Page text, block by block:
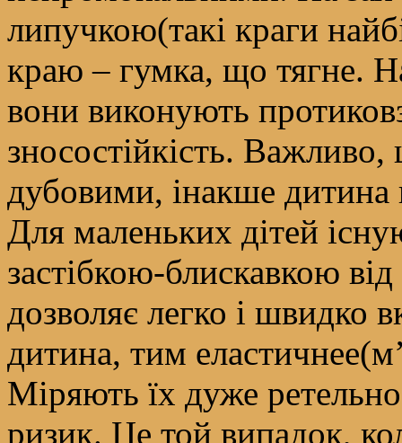
липучкою(такі краги
краю – гумка, що тягне.
вони виконують
зносостійкість.
дубовими, інакше дитина
Для маленьких дітей
застібкою-блискавкою
дозволяє легко і швидко
дитина, тим
Міряють їх дуже
ризик. Це той випадок,